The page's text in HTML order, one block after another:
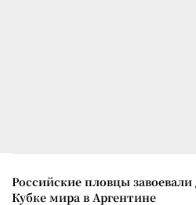
Российские пловцы
Кубке мира в Аргентине